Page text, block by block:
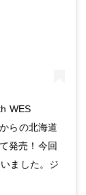
WES
らの北海道
発売！今回
ました。ジ